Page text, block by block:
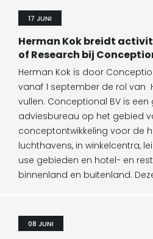
17 JUNI
Herman Kok breidt
of Research bij
Herman Kok is door
vanaf 1 september de rol van
vullen. Conceptional BV is
adviesbureau op het gebied
conceptontwikkeling voor de
luchthavens, in winkelcentra,
use gebieden en hotel- en
binnenland en buitenland.
08 JUNI